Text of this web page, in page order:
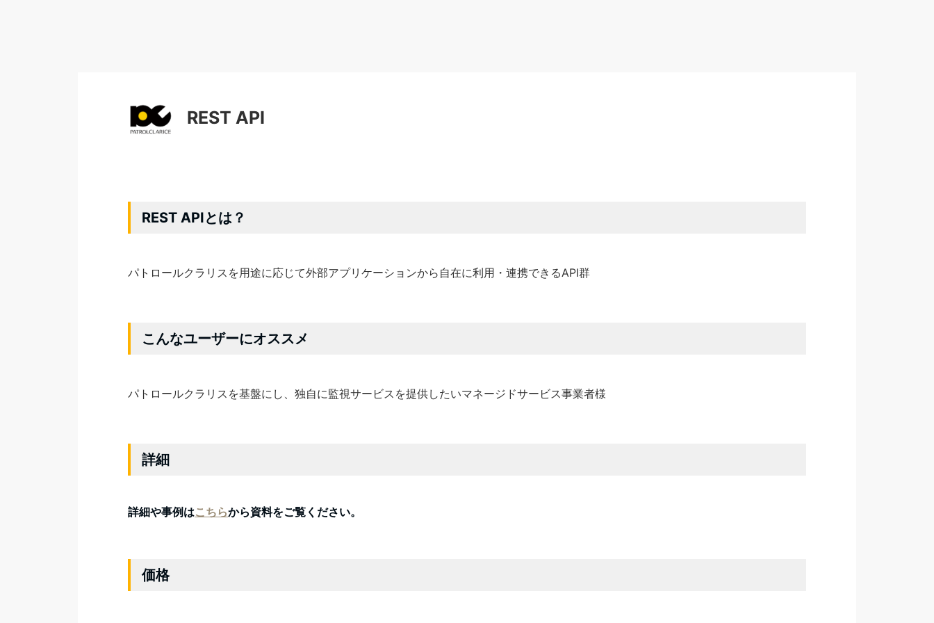
REST API
REST APIとは？
パトロールクラリスを用途に応じて外部アプリケーションから自在に利用・連携できるAPI群
こんなユーザーにオススメ
パトロールクラリスを基盤にし、独自に監視サービスを提供したいマネージドサービス事業者様
詳細
詳細や事例はこちらから資料をご覧ください。
価格